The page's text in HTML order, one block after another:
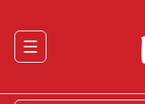
Abrir menu de